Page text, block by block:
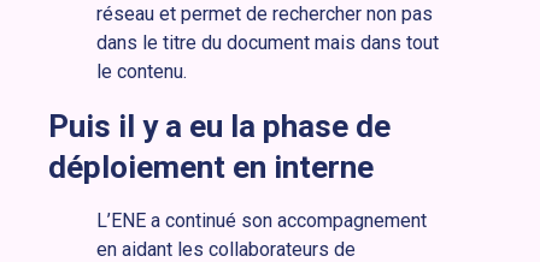
réseau et permet de rechercher non pas
dans le titre du document mais dans tout
le contenu.
Puis il y a eu la phase de
déploiement en interne
L’ENE a continué son accompagnement
en aidant les collaborateurs de